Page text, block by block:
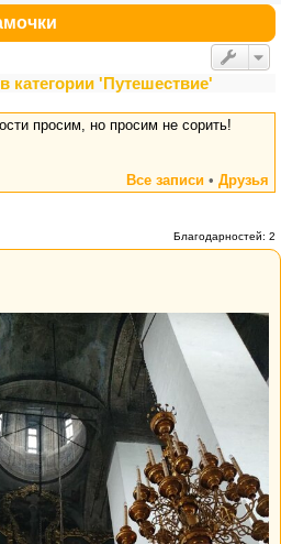
категории 'Путешествие'
просим, но просим не сорить!
Все записи • Друзья
Благодарностей: 2